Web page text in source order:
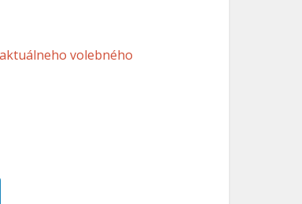
volebného